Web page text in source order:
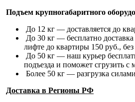
Подъем крупногабаритного
До 12 кг — доставляется до
До 30 кг — бесплатно
лифте до квартиры 150 руб.,
До 50 кг — наш курьер
подъезда и поможет сгрузить
Более 50 кг — разгрузка
Доставка в Регионы РФ